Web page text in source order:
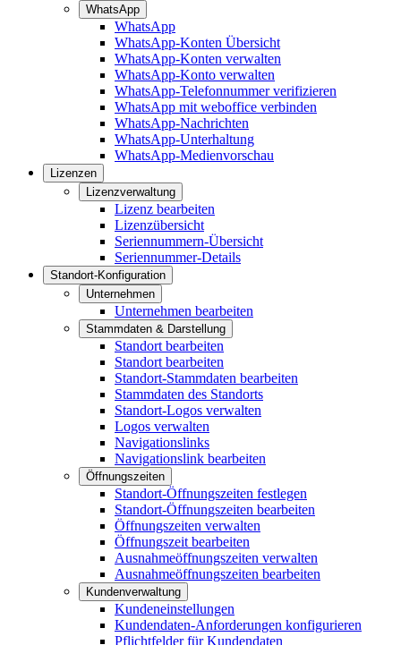
WhatsApp
WhatsApp
WhatsApp-Konten Übersicht
WhatsApp-Konten verwalten
WhatsApp-Konto verwalten
WhatsApp-Telefonnummer verifizieren
WhatsApp mit weboffice verbinden
WhatsApp-Nachrichten
WhatsApp-Unterhaltung
WhatsApp-Medienvorschau
Lizenzen
Lizenzverwaltung
Lizenz bearbeiten
Lizenzübersicht
Seriennummern-Übersicht
Seriennummer-Details
Standort-Konfiguration
Unternehmen
Unternehmen bearbeiten
Stammdaten & Darstellung
Standort bearbeiten
Standort bearbeiten
Standort-Stammdaten bearbeiten
Stammdaten des Standorts
Standort-Logos verwalten
Logos verwalten
Navigationslinks
Navigationslink bearbeiten
Öffnungszeiten
Standort-Öffnungszeiten festlegen
Standort-Öffnungszeiten bearbeiten
Öffnungszeiten verwalten
Öffnungszeit bearbeiten
Ausnahmeöffnungszeiten verwalten
Ausnahmeöffnungszeiten bearbeiten
Kundenverwaltung
Kundeneinstellungen
Kundendaten-Anforderungen konfigurieren
Pflichtfelder für Kundendaten